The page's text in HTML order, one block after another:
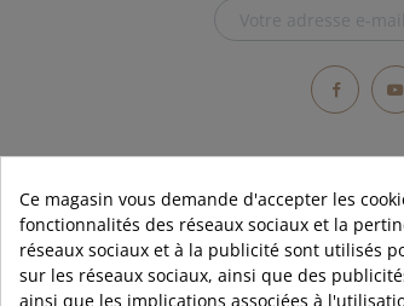
Ce magasin vous demande d'accepter les
fonctionnalités des réseaux sociaux et la
réseaux sociaux et à la publicité sont utilisés
sur les réseaux sociaux, ainsi que des
ainsi que les implications associées à